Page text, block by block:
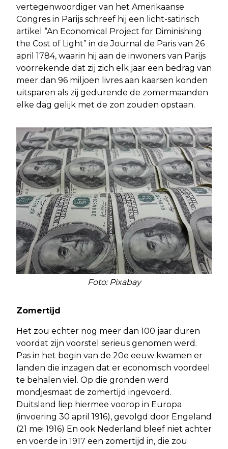
vertegenwoordiger van het Amerikaanse
Congres in Parijs schreef hij een licht-satirisch
artikel “An Economical Project for Diminishing
the Cost of Light” in de Journal de Paris van 26
april 1784, waarin hij aan de inwoners van Parijs
voorrekende dat zij zich elk jaar een bedrag van
meer dan 96 miljoen livres aan kaarsen konden
uitsparen als zij gedurende de zomermaanden
elke dag gelijk met de zon zouden opstaan.
Foto: Pixabay
Zomertijd
Het zou echter nog meer dan 100 jaar duren
voordat zijn voorstel serieus genomen werd.
Pas in het begin van de 20e eeuw kwamen er
landen die inzagen dat er economisch voordeel
te behalen viel. Op die gronden werd
mondjesmaat de zomertijd ingevoerd.
Duitsland liep hiermee voorop in Europa
(invoering 30 april 1916), gevolgd door Engeland
(21 mei 1916) En ook Nederland bleef niet achter
en voerde in 1917 een zomertijd in, die zou